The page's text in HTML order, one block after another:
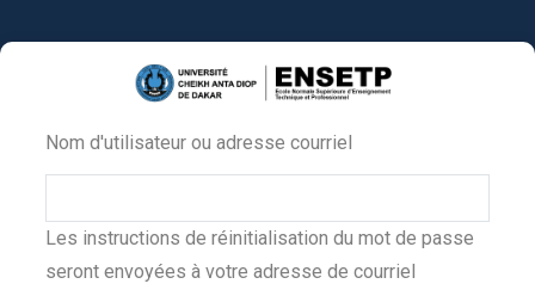
au
Primary
tabs
Nom d'utilisateur ou adresse courriel
Les instructions de réinitialisation du mot de passe
seront envoyées à votre adresse de courriel